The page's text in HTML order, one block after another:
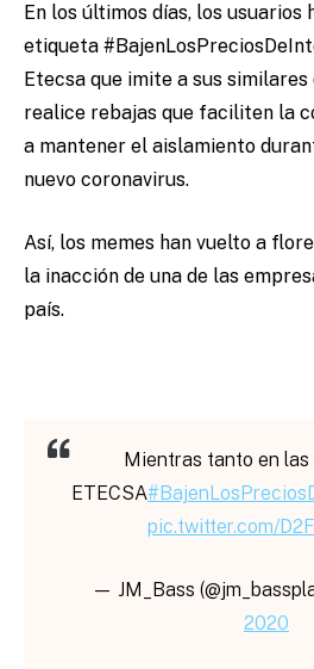
En los últimos días, los usuarios
etiqueta
Etecsa que imite a sus
realice rebajas que faciliten la
a mantener el aislamiento
nuevo coronavirus.
Así, los memes han vuelto a
la inacción de una de las
país.
Mientras tanto en
ETECSA
pic.twitter.com/
— JM_Bass
2020